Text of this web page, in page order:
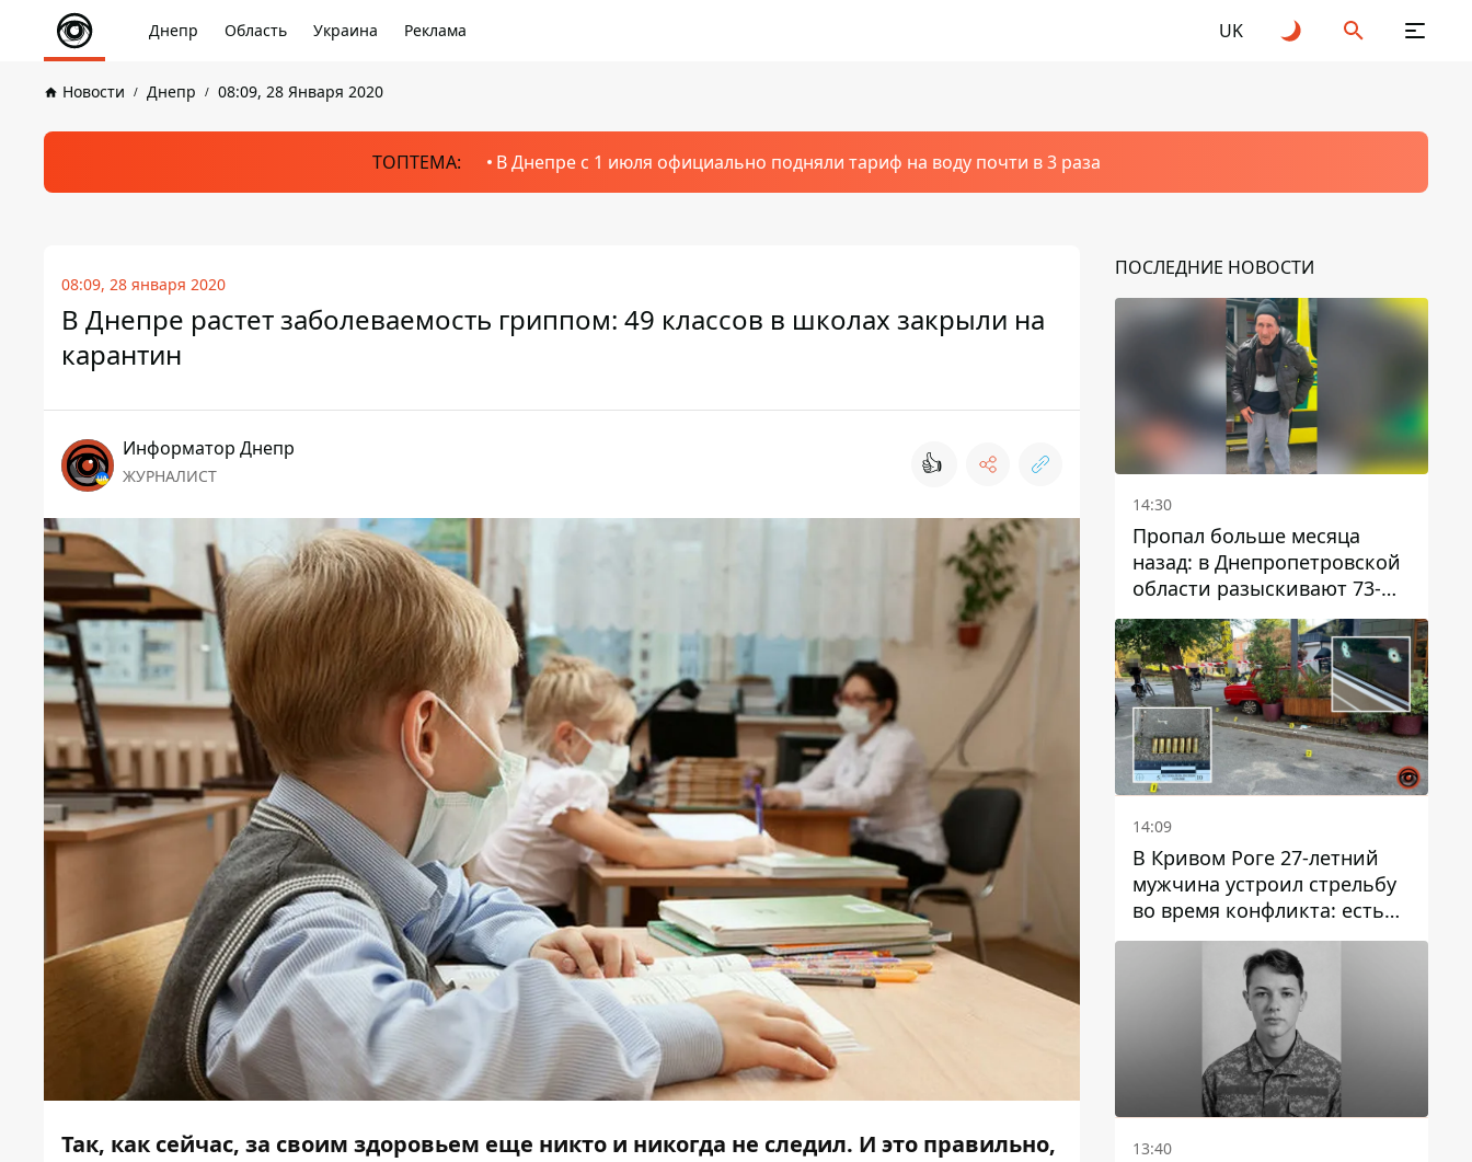
Днепр Область Украина Реклама UK
Новости Днепр 08:09, 28 Января 2020
ТОПТЕМА: В Днепре с 1 июля официально подняли тариф на воду почти в 3 раза
08:09, 28 января 2020
В Днепре растет заболеваемость гриппом: 49 классов в школах закрыли на
карантин
Информатор Днепр
ЖУРНАЛИСТ 👍
Так, как сейчас, за своим здоровьем еще никто и никогда не следил. И это правильно,
ПОСЛЕДНИЕ НОВОСТИ
14:30
Пропал больше месяца
назад: в Днепропетровской
области разыскивают 73-
летнего мужчину
14:09
В Кривом Роге 27-летний
мужчина устроил стрельбу
во время конфликта: есть
раненый
13:40